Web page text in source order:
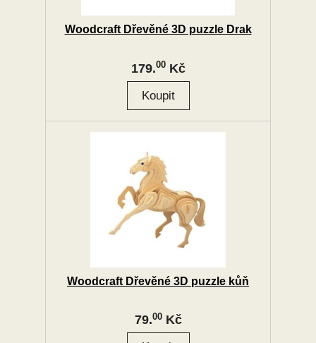
Woodcraft Dřevěné 3D puzzle Drak
179.00Kč
Woodcraft Dřevěné 3D puzzle kůň
79.00Kč